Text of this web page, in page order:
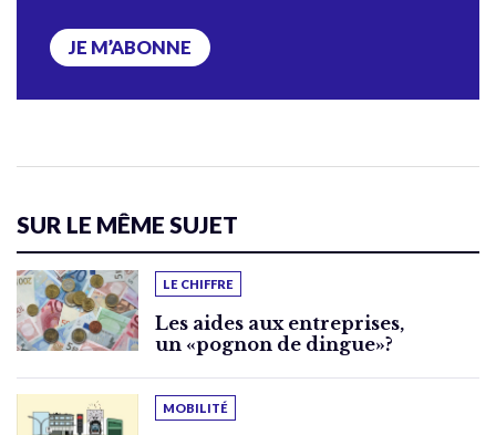
JE M’ABONNE
SUR LE MÊME SUJET
LE CHIFFRE
Les aides aux entreprises,
un «pognon de dingue»?
MOBILITÉ